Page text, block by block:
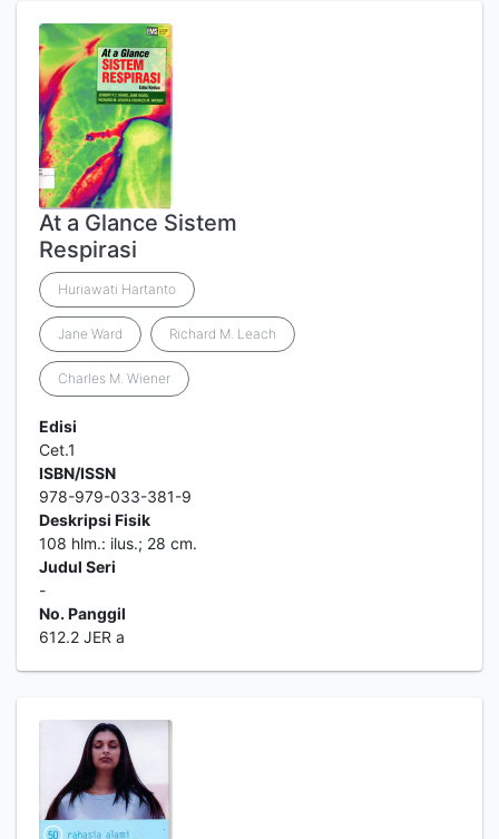
At a Glance Sistem
Respirasi
Huriawati Hartanto
Jane Ward Richard M. Leach
Charles M. Wiener
Edisi
Cet.1
ISBN/ISSN
978-979-033-381-9
Deskripsi Fisik
108 hlm.: ilus.; 28 cm.
Judul Seri
-
No. Panggil
612.2 JER a